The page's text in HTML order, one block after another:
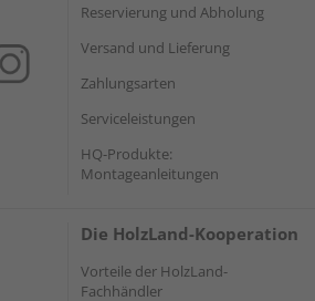
Reservierung und Abholung
Versand und Lieferung
Zahlungsarten
Serviceleistungen
HQ-Produkte:
Montageanleitungen
Die HolzLand-Kooperation
Vorteile der HolzLand-
Fachhändler